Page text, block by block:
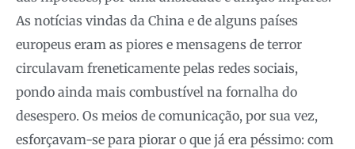
As notícias vindas da China e de alguns países
europeus eram as piores e mensagens de terror
circulavam freneticamente pelas redes sociais,
pondo ainda mais combustível na fornalha do
desespero. Os meios de comunicação, por sua vez,
esforçavam-se para piorar o que já era péssimo: com